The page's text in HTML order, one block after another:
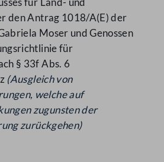
den Antrag 1018/A(E) der
Moser und Genossen
für
§ 33f Abs. 6
(Ausgleich von
welche auf
zugunsten der
zurückgehen)